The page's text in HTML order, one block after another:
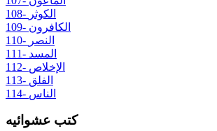
108- الكوثر
109- الكافرون
110- النصر
111- المسد
112- الإخلاص
113- الفلق
114- الناس
كتب عشوائيه